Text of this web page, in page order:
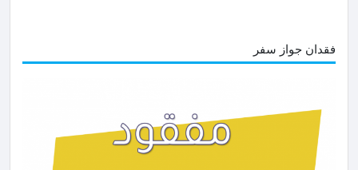
فقدان جواز سفر